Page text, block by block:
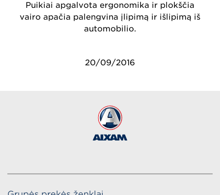
Puikiai apgalvota ergonomika ir plokščia
vairo apačia palengvina įlipimą ir išlipimą iš
automobilio.
20/09/2016